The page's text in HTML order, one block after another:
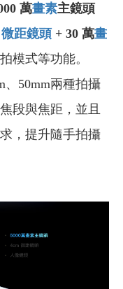
萬畫素主鏡頭
微距鏡頭+ 30 萬畫
模式等功能。
、50mm兩種拍攝
段與焦距，並且
，提升隨手拍攝